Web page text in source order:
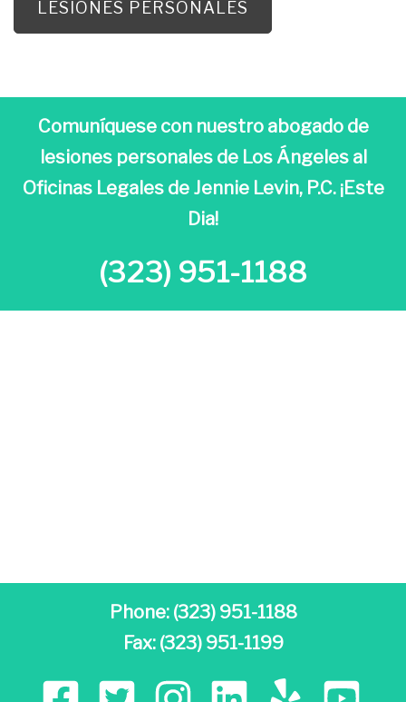
LESIONES PERSONALES
Comuníquese con nuestro abogado de
lesiones personales de Los Ángeles al
Oficinas Legales de Jennie Levin, P.C. ¡Este
Dia!
(323) 951-1188
Phone: (323) 951-1188
Fax: (323) 951-1199